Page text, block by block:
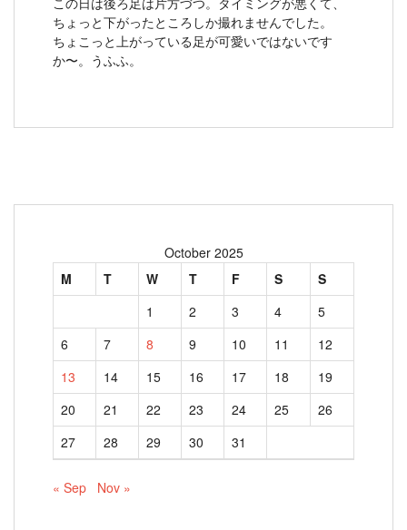
ちょっと下がったところしか撮れませんでした。
ちょこっと上がっている足が可愛いではないです
か〜。うふふ。
October 2025
M
T W T F S
S
1
2 3 4
5
6
7 8 9 10 11
12
13
14 15 16 17 18
19
20
21 22 23 24 25
26
27
28 29 30 31
« Sep Nov »